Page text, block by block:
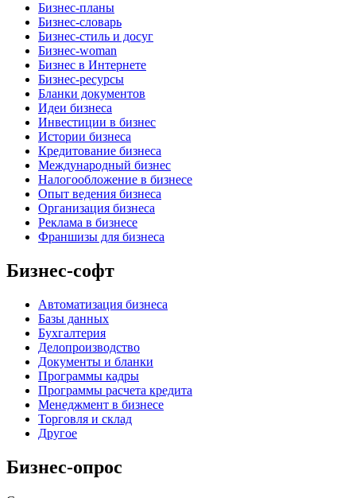
Бизнес-планы
Бизнес-словарь
Бизнес-стиль и досуг
Бизнес-woman
Бизнес в Интернете
Бизнес-ресурсы
Бланки документов
Идеи бизнеса
Инвестиции в бизнес
Истории бизнеса
Кредитование бизнеса
Международный бизнес
Налогообложение в бизнесе
Опыт ведения бизнеса
Организация бизнеса
Реклама в бизнесе
Франшизы для бизнеса
Бизнес-софт
Автоматизация бизнеса
Базы данных
Бухгалтерия
Делопроизводство
Документы и бланки
Программы кадры
Программы расчета кредита
Менеджмент в бизнесе
Торговля и склад
Другое
Бизнес-опрос